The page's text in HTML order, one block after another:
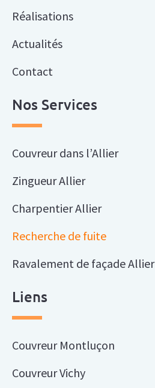
Réalisations
Actualités
Contact
Nos Services
Couvreur dans l’Allier
Zingueur Allier
Charpentier Allier
Recherche de fuite
Ravalement de façade Allier
Liens
Couvreur Montluçon
Couvreur Vichy